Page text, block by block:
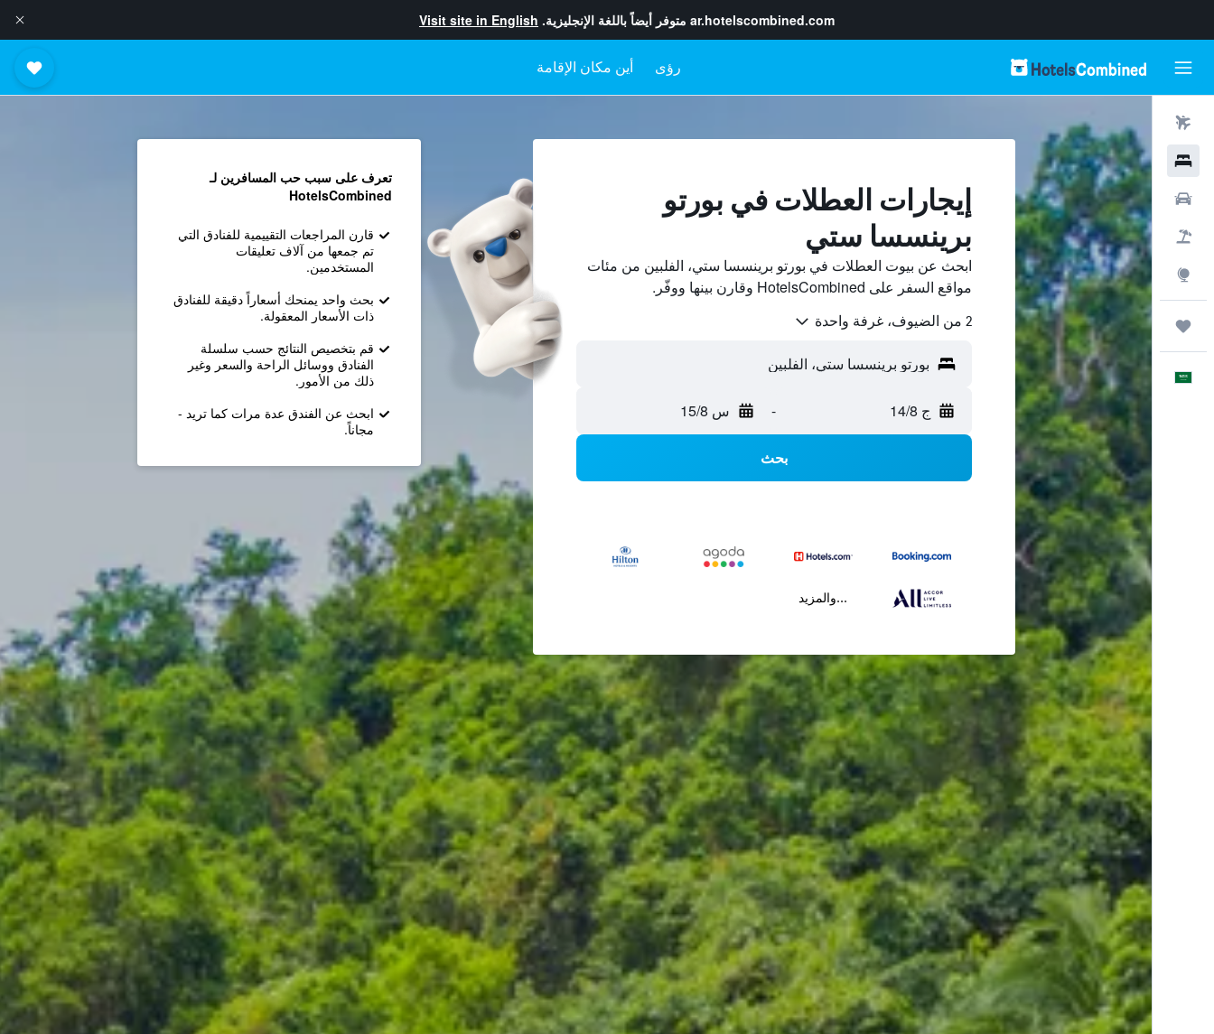
ar.hotelscombined.com متوفر أيضاً باللغة الإنجليزية. Visit site in English
رؤى أين مكان الإقامة
رحلات طيران
فنادق
سيارات
حزم العروض
استكشاف
رحلات
العَرَبِيَّة
إيجارات العطلات في بورتو
برينسسا ستي
ابحث عن بيوت العطلات في بورتو برينسسا ستي، الفلبين من مئات
مواقع السفر على HotelsCombined وقارن بينها ووفّر.
2 من الضيوف، غرفة واحدة
ج 14/8 - س 15/8
بحث
...والمزيد
تعرف على سبب حب المسافرين لـ
HotelsCombined
قارن المراجعات التقييمية للفنادق التي
تم جمعها من آلاف تعليقات
المستخدمين.
بحث واحد يمنحك أسعاراً دقيقة للفنادق
ذات الأسعار المعقولة.
قم بتخصيص النتائج حسب سلسلة
الفنادق ووسائل الراحة والسعر وغير
ذلك من الأمور.
ابحث عن الفندق عدة مرات كما تريد -
مجاناً.